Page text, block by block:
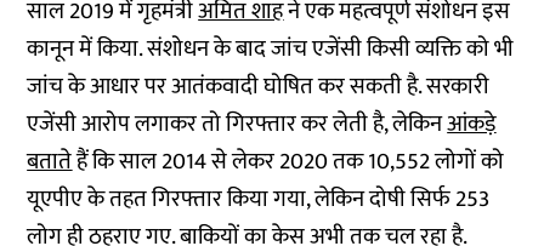
साल 2019 में गृहमंत्रीअमित शाहने एक महत्वपूर्ण संशोधन इस
कानून में किया. संशोधन के बाद जांच एजेंसी किसी व्यक्ति को भी
जांच के आधार पर आतंकवादी घोषित कर सकती है. सरकारी
एजेंसी आरोप लगाकर तो गिरफ्तार कर लेती है, लेकिनआंकड़े
बतातेहैं कि साल 2014 से लेकर 2020 तक 10,552 लोगों को
यूएपीए के तहत गिरफ्तार किया गया, लेकिन दोषी सिर्फ 253
लोग ही ठहराए गए. बाकियों का केस अभी तक चल रहा है.